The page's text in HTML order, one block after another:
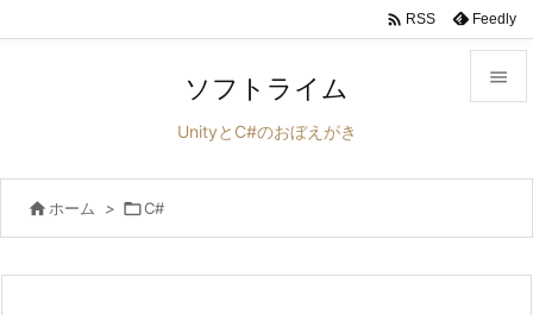


前へ
 RSS Feedly
ソフトライム
UnityとC#のおぼえがき
 ホーム > C#